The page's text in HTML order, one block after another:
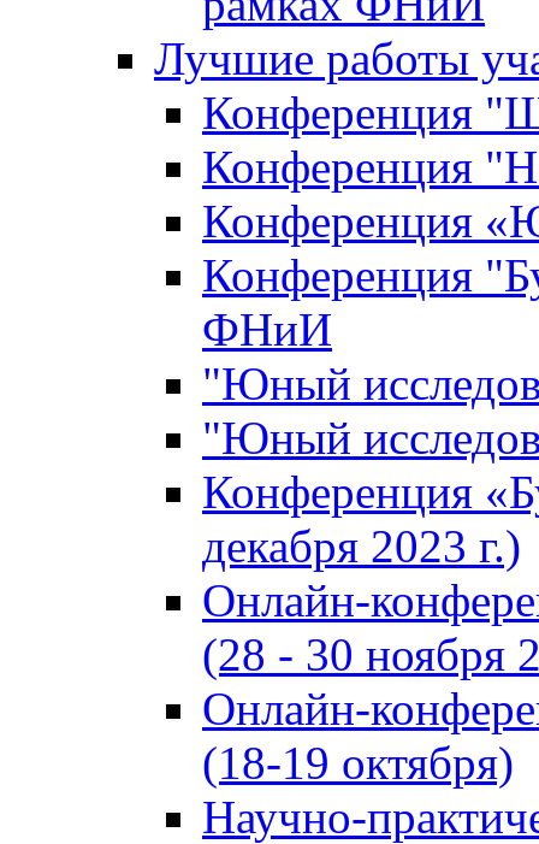
Лучшие работы
Конференция
Конференция
Конференция
Конференция
ФНиИ
"Юный
"Юный
Конференция
декабря 2023 г.)
Онлайн-
(28 - 30 ноября
Онлайн-
(18-19 октября)
Научно-